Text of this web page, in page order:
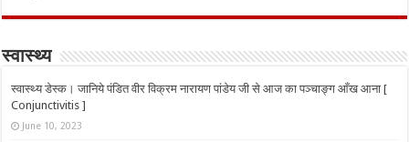
स्वास्थ्य
स्वास्थ्य डेस्क। जानिये पंडित वीर विक्रम नारायण पांडेय जी से आज का पञ्चाङ्ग आँख आना [
Conjunctivitis ]
June 10, 2023